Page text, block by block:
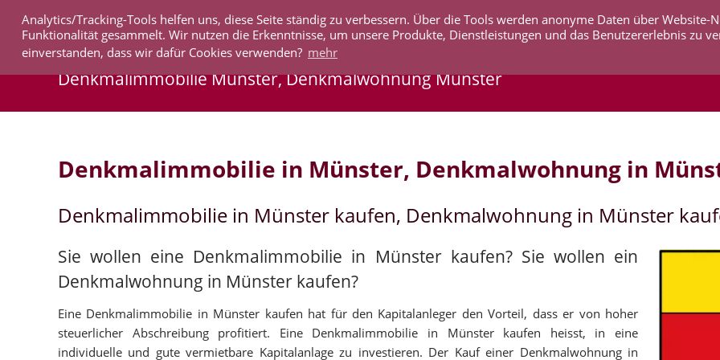
Analytics/Tracking-Tools helfen uns, diese Seite ständig zu verbessern. Über die Tools werden anonyme Daten über Website-
Funktionalität gesammelt. Wir nutzen die Erkenntnisse, um unsere Produkte, Dienstleistungen und das Benutzererlebnis zu
einverstanden, dass wir dafür Cookies verwenden? mehr
IMMOBILIEN AKTUELLES UNTERNEHMEN SERVICE
Denkmalimmobilie Münster, Denkmalwohnung Münster
Denkmalimmobilie in Münster, Denkmalwohnung in
Denkmalimmobilie in Münster kaufen, Denkmalwohnung in Münster
Sie wollen eine Denkmalimmobilie in Münster kaufen? Sie wollen ein
Denkmalwohnung in Münster kaufen?
Eine Denkmalimmobilie in Münster kaufen hat für den Kapitalanleger den Vorteil, dass er von hoher
steuerlicher Abschreibung profitiert. Eine Denkmalimmobilie in Münster kaufen heisst, in eine
individuelle und gute vermietbare Kapitalanlage zu investieren. Der Kauf einer Denkmalwohnung in